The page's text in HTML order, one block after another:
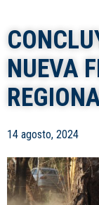
NUEVA
14 agosto, 2024